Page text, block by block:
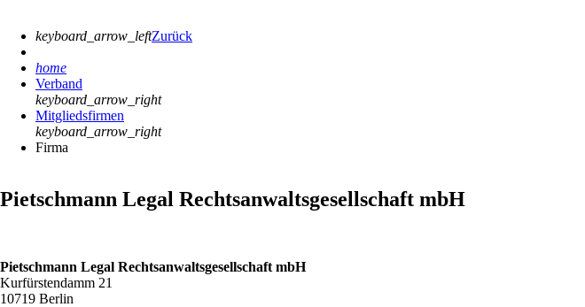
keyboard_arrow_leftZurück
home
Verband
keyboard_arrow_right
Mitgliedsfirmen
keyboard_arrow_right
Firma
Pietschmann Legal Rechtsanwaltsgesellschaft mbH
Pietschmann Legal Rechtsanwaltsgesellschaft mbH
Kurfürstendamm 21
10719 Berlin